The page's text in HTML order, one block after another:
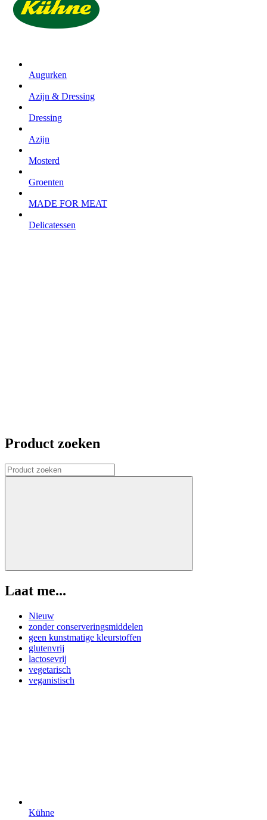
Augurken
Azijn & Dressing
Dressing
Azijn
Mosterd
Groenten
MADE FOR MEAT
Delicatessen
Product zoeken
Laat me...
Nieuw
zonder conserveringsmiddelen
geen kunstmatige kleurstoffen
glutenvrij
lactosevrij
vegetarisch
veganistisch
Kühne